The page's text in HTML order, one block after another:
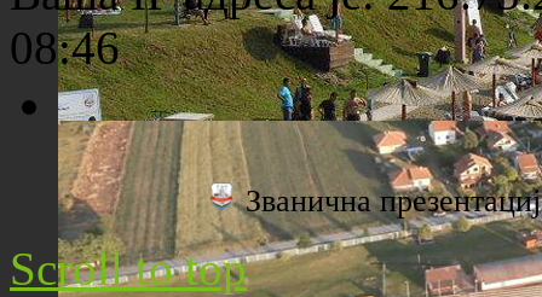
Плажа "Топољар" - Поглед са торња
08:46
Званична
Scroll to top